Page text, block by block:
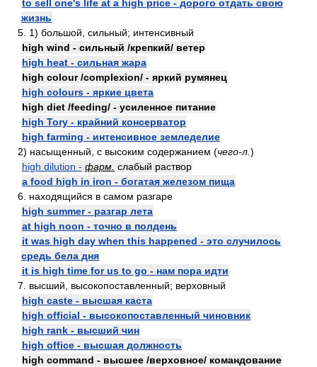
to sell one's life at a high price - дорого отдать свою
жизнь
5. 1) большой, сильный; интенсивный
high wind - сильный /крепкий/ ветер
high heat - сильная жара
high colour /complexion/ - яркий румянец
high colours - яркие цвета
high diet /feeding/ - усиленное питание
high Tory - крайний консерватор
high farming - интенсивное земледелие
2) насыщенный, с высоким содержанием (чего-л. )
high dilution - фарм. слабый раствор
a food high in iron - богатая железом пища
6. находящийся в самом разгаре
high summer - разгар лета
at high noon - точно в полдень
it was high day when this happened - это случилось
средь бела дня
it is high time for us to go - нам пора идти
7. высший, высокопоставленный; верховный
high caste - высшая каста
high official - высокопоставленный чиновник
high rank - высший чин
high office - высшая должность
high command - высшее /верховное/ командование